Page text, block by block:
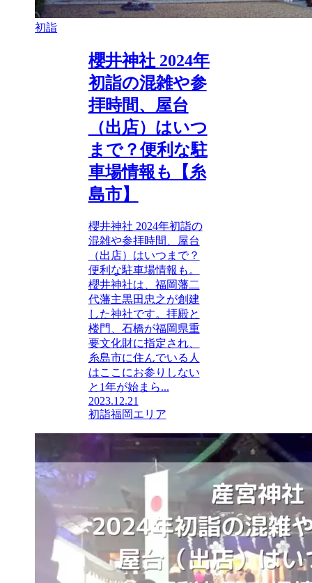
初詣
櫻井神社 2024年
初詣の混雑や参
拝時間、屋台
（出店）はいつ
まで？便利な駐
車場情報も【糸
島市】
櫻井神社 2024年初詣の
混雑や参拝時間、屋台
（出店）はいつまで？
便利な駐車場情報も。
櫻井神社は、福岡藩二
代藩主黒田忠之が創建
した神社です。拝殿と
楼門、石橋が福岡県重
要文化財に指定され、
糸島市に住んでいる人
はここにお参りしない
と1年が始まら...
2023.12.21
初詣福岡エリア